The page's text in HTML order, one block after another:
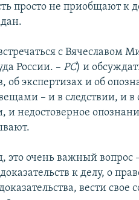
просто не приобщают к
с Вячеславом
России. – РС) и
об экспертизах и об
– и в следствии, и
и недостоверное
это очень важный вопрос
к делу, о
вести свое